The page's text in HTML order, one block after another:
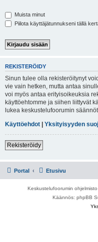
Muista minut
Piilota käyttäjätunnukseni tällä
REKISTERÖIDY
Sinun tulee olla rekisteröitynyt
vie vain hetken, mutta antaa
voi myös antaa erityisoikeuksia
käyttöehtomme ja siihen liittyvät
lukea keskustelufoorumin säännöt.
Käyttöehdot | Yksityisyyden
Rekisteröidy
Portal Etusivu
Keskustelufoorumin ohjelmisto
Käännös: phpBB